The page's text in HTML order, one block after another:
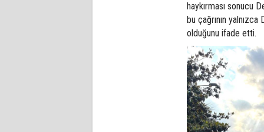
haykırması sonucu
bu çağrının
olduğunu ifade etti.